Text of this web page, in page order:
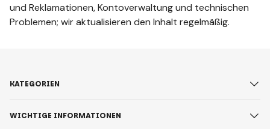
und Reklamationen, Kontoverwaltung und technischen
Problemen; wir aktualisieren den Inhalt regelmäßig.
KATEGORIEN
WICHTIGE INFORMATIONEN